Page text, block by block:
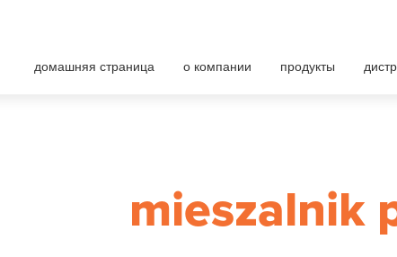
mieszalnik
домашняя страница о компании продукты